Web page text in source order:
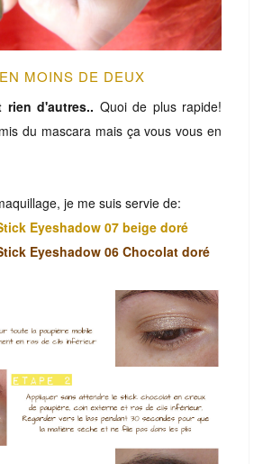
MOINS DE DEUX
rien d'autres.. Quoi de plus rapide!
du mascara mais ça vous vous en
je me suis servie de:
Eyeshadow 07 beige doré
Eyeshadow 06 Chocolat doré